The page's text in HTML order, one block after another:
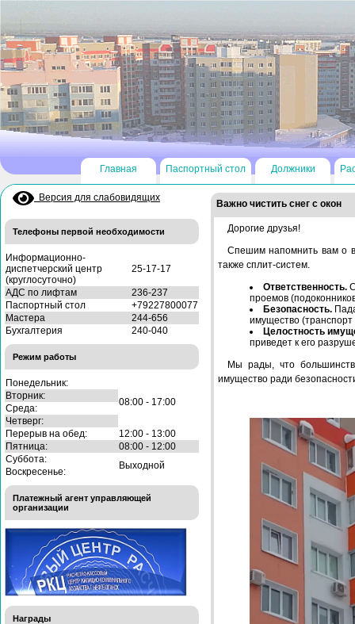
Главная Паспортный стол Должники
Версия для слабовидящих
Телефоны первой необходимости
Информационно-
диспетчерский центр
(круглосуточно)
25-17-17
АДС по лифтам
236-237
Паспортный стол
+79227800077
Мастера
244-656
Бухгалтерия
240-040
Режим работы
Понедельник:
08:00 - 17:00
Вторник:
Среда:
Четверг:
Перерыв на обед:
12:00 - 13:00
Пятница:
08:00 - 12:00
Суббота:
Выходной
Воскресенье:
Платежный агент управляющей
организации
Награды
Важно чистить снег с окон
Дорогие друзья!
Спешим напомнить вам о
также сплит-систем.
Ответственность.
проемов
Безопасность.
имущество (транспорт
Целостность
приведет к его
Мы рады, что
имущество ради